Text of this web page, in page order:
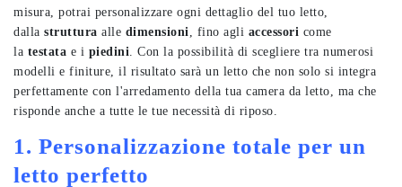
misura, potrai personalizzare ogni dettaglio del tuo letto,
dalla struttura alle dimensioni , fino agli accessori come
la testata e i piedini . Con la possibilità di scegliere tra numerosi
modelli e finiture, il risultato sarà un letto che non solo si integra
perfettamente con l'arredamento della tua camera da letto, ma che
risponde anche a tutte le tue necessità di riposo.
1. Personalizzazione totale per un
letto perfetto